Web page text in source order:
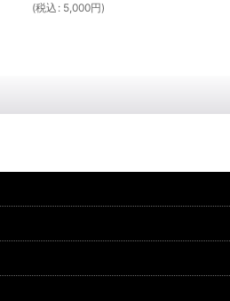
(税込 : 5,000円)